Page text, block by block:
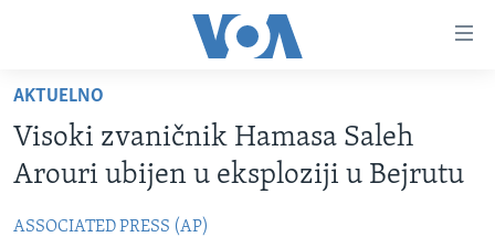
glavni
sadržaj
Pređi
na
glavnu
TV PROGRAM
FOTOGRAFIJE DANA
VIJESTI
AKTUELNO
Visoki zvaničnik Hamasa Saleh
Arouri ubijen u eksploziji u Bejrutu
ASSOCIATED PRESS (AP)